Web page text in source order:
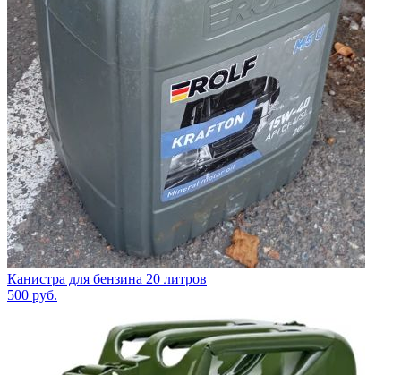
Канистра для бензина 20 литров
500 руб.